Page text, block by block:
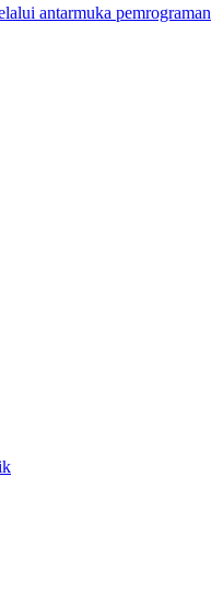
antarmuka pemrograman